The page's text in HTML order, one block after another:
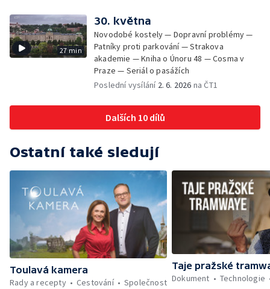
27 min
30. května
Novodobé kostely — Dopravní problémy —
Patníky proti parkování — Strakova
akademie — Kniha o Únoru 48 — Cosma v
Praze — Seriál o pasážích
Poslední vysílání 2. 6. 2026 na ČT1
Dalších 10 dílů
Ostatní také sledují
Toulavá kamera
Rady a recepty
Cestování Společnost
Taje pražské
Dokument
Technologie